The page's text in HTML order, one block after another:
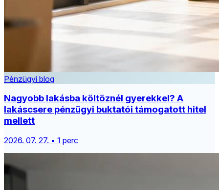
Pénzügyi blog
Nagyobb lakásba költöznél gyerekkel? A
lakáscsere pénzügyi buktatói támogatott hitel
mellett
2026. 07. 27. • 1 perc